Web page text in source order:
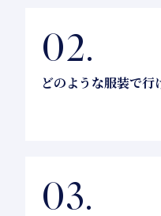
どのような服装で行
動きやすい服装であ